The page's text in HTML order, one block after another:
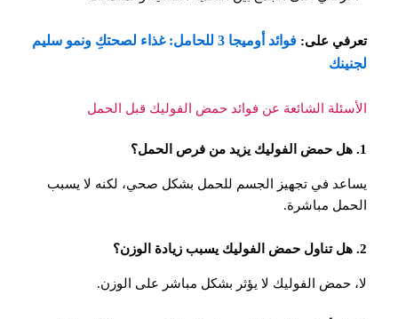
تعرفي على:
فوائد أوميجا 3 للحامل: غذاء لصحتكِ ونمو سليم
لجنينك
الأسئلة الشائعة عن فوائد حمض الفوليك قبل الحمل
1. هل حمض الفوليك يزيد من فرص الحمل؟
يساعد في تجهيز الجسم للحمل بشكل صحي، لكنه لا يسبب
الحمل مباشرة.
2. هل تناول حمض الفوليك يسبب زيادة الوزن؟
لا، حمض الفوليك لا يؤثر بشكل مباشر على الوزن.